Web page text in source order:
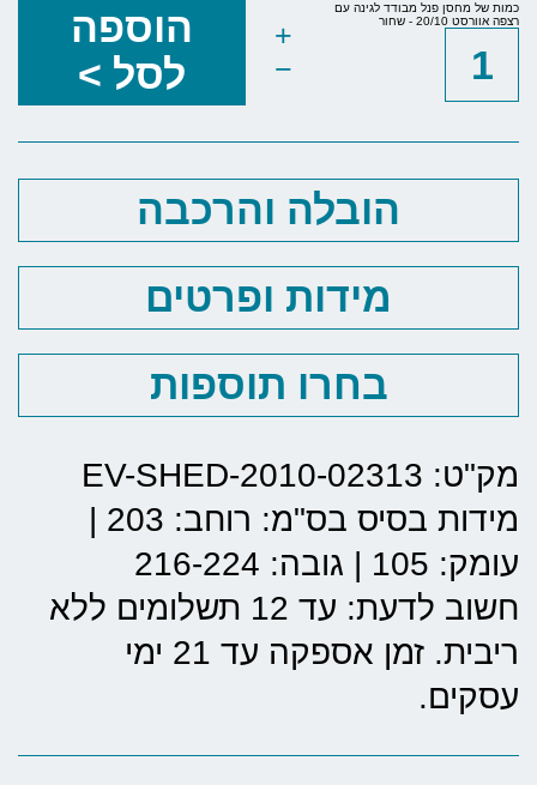
כמות של מחסן פנל מבודד לגינה עם
רצפה אוורסט 20/10 - שחור
+
−
הוספה
לסל >
הובלה והרכבה
מידות ופרטים
בחרו תוספות
מק"ט: EV-SHED-2010-02313
מידות בסיס בס"מ: רוחב: 203
|
עומק: 105
| גובה: 216-224
חשוב לדעת: עד 12 תשלומים ללא
ריבית. זמן אספקה עד 21 ימי
עסקים.